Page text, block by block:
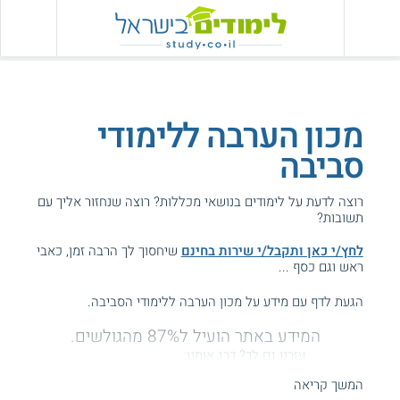
מכון הערבה ללימודי
סביבה
רוצה לדעת על לימודים בנושאי מכללות? רוצה שנחזור אליך עם
תשובות?
לחץ/י כאן ותקבל/י שירות בחינם שיחסוך לך הרבה זמן, כאבי
ראש וגם כסף ...
הגעת לדף עם מידע על מכון הערבה ללימודי הסביבה.
המידע באתר הועיל ל87% מהגולשים.
עזרנו גם לך? דרג אותנו:
המשך קריאה